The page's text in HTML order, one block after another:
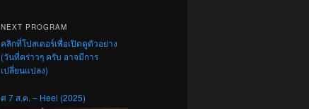
NEXT PROGRAM
คลิกที่โปสเตอร์เพื่อเปิดดูตัวอย่าง
(วันที่คร่าวๆ ครับ อาจมีการ
เปลี่ยนแปลง)
ศ 7 ส.ค. – Heel (2025)